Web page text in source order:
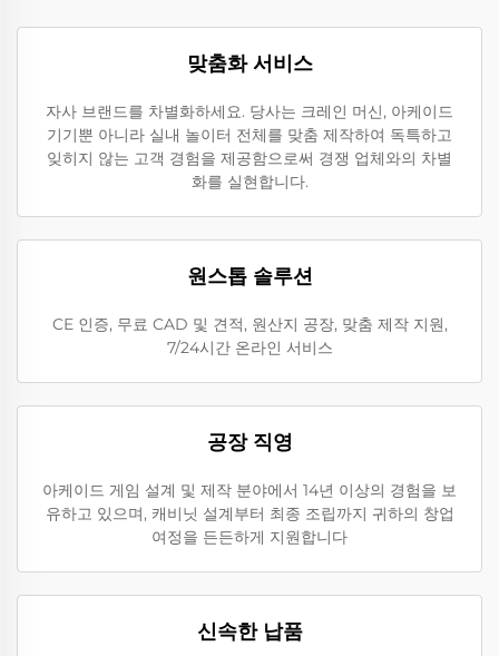
맞춤화 서비스
자사 브랜드를 차별화하세요. 당사는 크레인 머신, 아케이드
기기뿐 아니라 실내 놀이터 전체를 맞춤 제작하여 독특하고
잊히지 않는 고객 경험을 제공함으로써 경쟁 업체와의 차별
화를 실현합니다.
원스톱 솔루션
CE 인증, 무료 CAD 및 견적, 원산지 공장, 맞춤 제작 지원,
7/24시간 온라인 서비스
공장 직영
아케이드 게임 설계 및 제작 분야에서 14년 이상의 경험을 보
유하고 있으며, 캐비닛 설계부터 최종 조립까지 귀하의 창업
여정을 든든하게 지원합니다
신속한 납품